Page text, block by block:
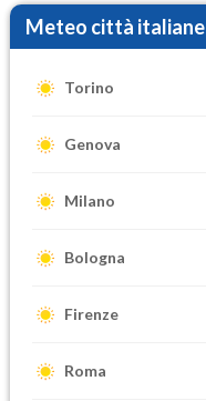
Meteo città italiane
Torino
Genova
Milano
Bologna
Firenze
Roma